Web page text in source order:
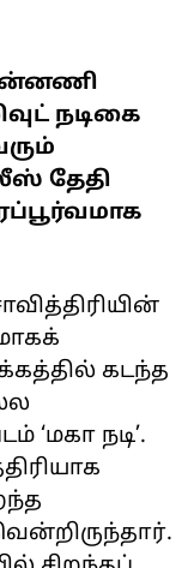
நடிகை
தேதி
கடந்த
நடி’.